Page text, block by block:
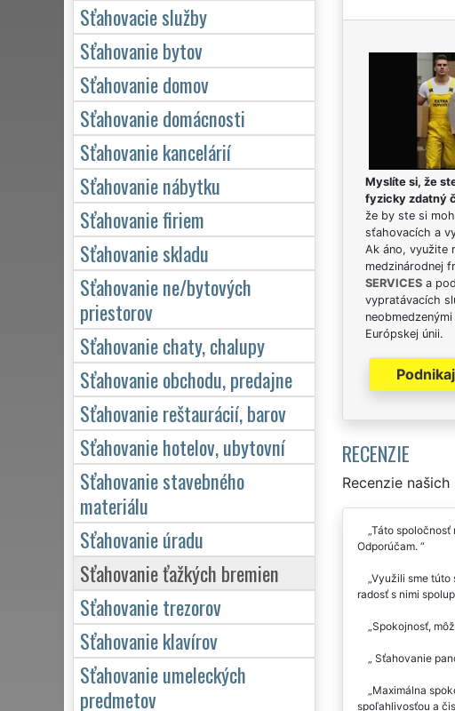
Myslíte si, že
fyzicky zdatný
že by ste si
sťahovacích a
Ak áno, využite
medzinárodnej
SERVICESa
vypratávacích
Európskej únii.
RECENZIE
Recenzie
Táto spoločnosť
Odporúčam.
Využili sme túto
radosť s nimi
Spokojnosť,
Sťahovanie
Maximálna
spoľahlivosťou a
Sťahovacie služby
Sťahovanie bytov
Sťahovanie domov
Sťahovanie domácnosti
Sťahovanie kancelárií
Sťahovanie nábytku
Sťahovanie firiem
Sťahovanie skladu
Sťahovanie ne/bytových
priestorov
Sťahovanie chaty, chalupy
Sťahovanie obchodu, predajne
Sťahovanie reštaurácií, barov
Sťahovanie hotelov, ubytovní
Sťahovanie stavebného
materiálu
Sťahovanie úradu
Sťahovanie ťažkých bremien
Sťahovanie trezorov
Sťahovanie klavírov
Sťahovanie umeleckých
predmetov